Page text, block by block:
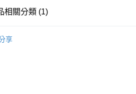
意事項】
權轉讓予恩沛科技股份有限公司。
關於個人資料處理事宜，請瀏覽以下網址：
取貨付款
相關分類 (1)
享